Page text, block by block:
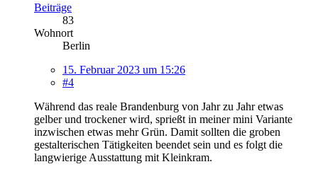
Beiträge
83
Wohnort
Berlin
15. Februar 2023 um 15:26
#4
Während das reale Brandenburg von Jahr zu Jahr etwas
gelber und trockener wird, sprießt in meiner mini Variante
inzwischen etwas mehr Grün. Damit sollten die groben
gestalterischen Tätigkeiten beendet sein und es folgt die
langwierige Ausstattung mit Kleinkram.